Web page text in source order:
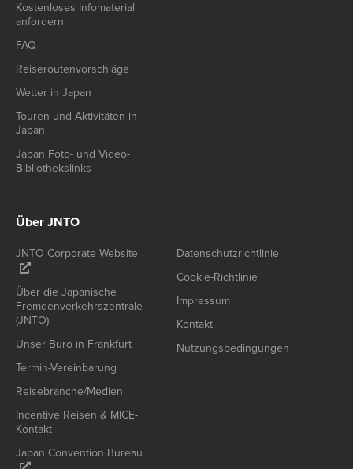
Kostenloses Infomaterial
anfordern
FAQ
Reiseroutenvorschläge
Wetter in Japan
Touren und Aktivitäten in
Japan
Japan Foto- und Video-
Bibliothekslinks
Über JNTO
JNTO Corporate Website
Über die Japanische
Fremdenverkehrszentrale
(JNTO)
Unser Büro in Frankfurt
Termin-Vereinbarung
Reisebranche/Medien
Incentive Reisen & MICE-
Kontakt
Japan Convention Bureau
Datenschutzrichtlinie
Cookie-Richtlinie
Impressum
Kontakt
Nutzungsbedingungen